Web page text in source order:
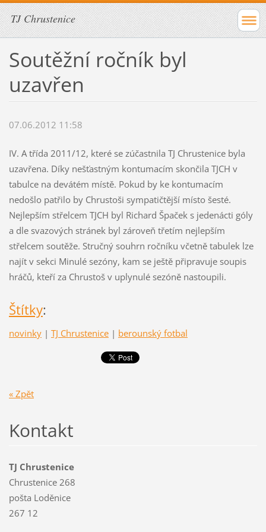
TJ Chrustenice
Soutěžní ročník byl
uzavřen
07.06.2012 11:58
IV. A třída 2011/12, které se zúčastnila TJ Chrustenice byla
uzavřena. Díky nešťastným kontumacím skončila TJCH v
tabulce na devátém místě. Pokud by ke kontumacím
nedošlo patřilo by Chrustoši sympatičtější místo šesté.
Nejlepším střelcem TJCH byl Richard Špaček s jedenácti góly
a dle svazových stránek byl zároveň třetím nejlepším
střelcem soutěže. Stručný souhrn ročníku včetně tabulek lze
najít v sekci Minulé sezóny, kam se ještě připravuje soupis
hráčů, kteří za Chrustoš v uplynulé sezóně nastoupili.
Štítky:
novinky | TJ Chrustenice | berounský fotbal
« Zpět
Kontakt
TJ Chrustenice
Chrustenice 268
pošta Loděnice
267 12